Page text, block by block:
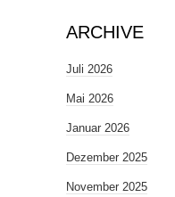
ARCHIVE
Juli 2026
Mai 2026
Januar 2026
Dezember 2025
November 2025